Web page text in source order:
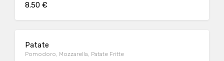
8.50 €
Patate
Pomodoro, Mozzarella, Patate Fritte